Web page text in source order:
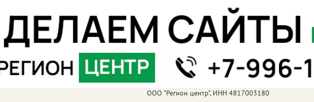
ООО "Регион центр", ИНН 4817003180